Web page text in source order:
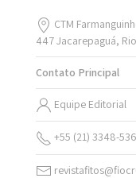
CTM
447 Jacarepaguá,
Contato Principal
Equipe Editorial
+55 (21) 3348-